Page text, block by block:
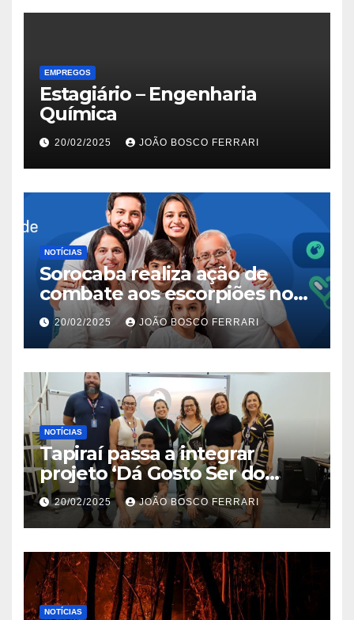
EMPREGOS
Estagiário – Engenharia
Química
20/02/2025 JOÃO BOSCO FERRARI
NOTÍCIAS
Sorocaba realiza ação de
combate aos escorpiões no
Jardim São Carlos
20/02/2025 JOÃO BOSCO FERRARI
NOTÍCIAS
Tapiraí passa a integrar
projeto ‘Dá Gosto Ser do
Ribeira’ | ASN São Paulo
20/02/2025 JOÃO BOSCO FERRARI
NOTÍCIAS